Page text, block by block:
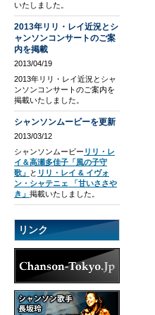
いたしました。
2013年リリ・レイ近況とシ
ャンソンコンサートのご案
内を掲載
2013/04/19
2013年リリ・レイ近況とシャ
ンソンコンサートのご案内を
掲載いたしました。
シャンソンムービーを更新
2013/03/12
シャンソンムービー リリ・レ
イ＆高瀬多佳子「風の子守
歌」
と リリ・レイ & イヴォ
ン・シャテニェ 「甘いささや
き」 掲載いたしました。
リンク